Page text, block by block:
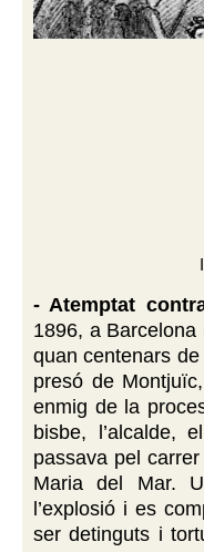
- Atemptat
1896, a
quan centenars
presó de
enmig de la
bisbe, l’alcalde,
passava pel
Maria del Mar.
l’explosió i es
ser detinguts i